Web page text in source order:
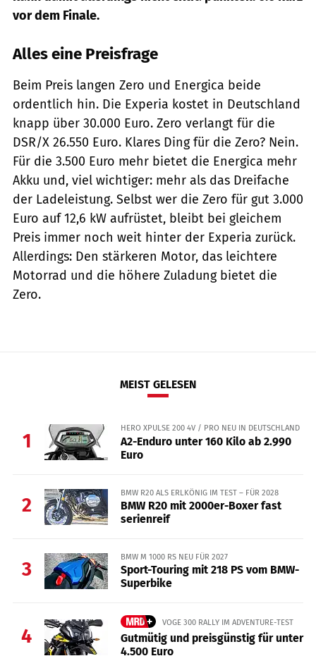
vor dem Finale.
Alles eine Preisfrage
Beim Preis langen Zero und Energica beide
ordentlich hin. Die Experia kostet in Deutschland
knapp über 30.000 Euro. Zero verlangt für die
DSR/X 26.550 Euro. Klares Ding für die Zero? Nein.
Für die 3.500 Euro mehr bietet die Energica mehr
Akku und, viel wichtiger: mehr als das Dreifache
der Ladeleistung. Selbst wer die Zero für gut 3.000
Euro auf 12,6 kW aufrüstet, bleibt bei gleichem
Preis immer noch weit hinter der Experia zurück.
Allerdings: Den stärkeren Motor, das leichtere
Motorrad und die höhere Zuladung bietet die
Zero.
MEIST GELESEN
1
HERO XPULSE 200 4V / PRO NEU IN DEUTSCHLAND
A2-Enduro unter 160 Kilo ab 2.990
Euro
2
BMW R20 ALS ERLKÖNIG IM TEST – FÜR 2028
BMW R20 mit 2000er-Boxer fast
serienreif
3
BMW M 1000 RS NEU FÜR 2027
Sport-Touring mit 218 PS vom BMW-
Superbike
4
VOGE 300 RALLY IM ADVENTURE-TEST
Gutmütig und preisgünstig für unter
4.500 Euro